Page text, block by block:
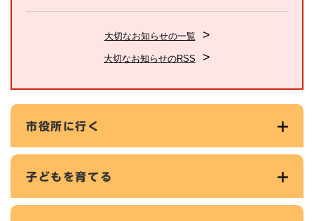
大切なお知らせの一覧
大切なお知らせのRSS
市役所に行く
子どもを育てる